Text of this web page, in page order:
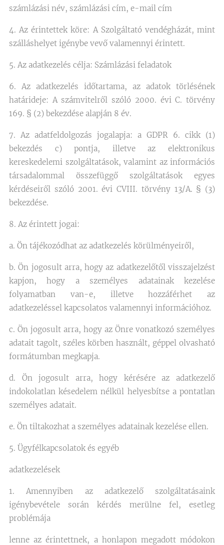
számlázási név, számlázási cím, e-mail cím
4. Az érintettek köre: A Szolgáltató vendégházát, mint
szálláshelyet igénybe vevő valamennyi érintett.
5. Az adatkezelés célja: Számlázási feladatok
6. Az adatkezelés időtartama, az adatok törlésének
határideje: A számvitelről szóló 2000. évi C. törvény
169. § (2) bekezdése alapján 8 év.
7. Az adatfeldolgozás jogalapja: a GDPR 6. cikk (1)
bekezdés c) pontja, illetve az elektronikus
kereskedelemi szolgáltatások, valamint az információs
társadalommal összefüggő szolgáltatások egyes
kérdéseiről szóló 2001. évi CVIII. törvény 13/A. § (3)
bekezdése.
8. Az érintett jogai:
a. Ön tájékozódhat az adatkezelés körülményeiről,
b. Ön jogosult arra, hogy az adatkezelőtől visszajelzést
kapjon, hogy a személyes adatainak kezelése
folyamatban van-e, illetve hozzáférhet az
adatkezeléssel kapcsolatos valamennyi információhoz.
c. Ön jogosult arra, hogy az Önre vonatkozó személyes
adatait tagolt, széles körben használt, géppel olvasható
formátumban megkapja.
d. Ön jogosult arra, hogy kérésére az adatkezelő
indokolatlan késedelem nélkül helyesbítse a pontatlan
személyes adatait.
e. Ön tiltakozhat a személyes adatainak kezelése ellen.
5. Ügyfélkapcsolatok és egyéb
adatkezelések
1. Amennyiben az adatkezelő szolgáltatásaink
igénybevétele során kérdés merülne fel, esetleg
problémája
lenne az érintettnek, a honlapon megadott módokon